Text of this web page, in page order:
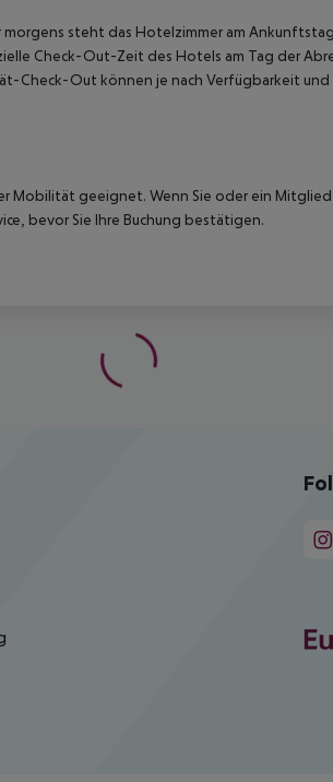
steht das Hotelzimmer am
Check-Out-Zeit des Hotels am Tag der
Check-Out können je nach Verfügbarkeit
Mobilität geeignet. Wenn Sie oder ein
bevor Sie Ihre Buchung bestätigen.